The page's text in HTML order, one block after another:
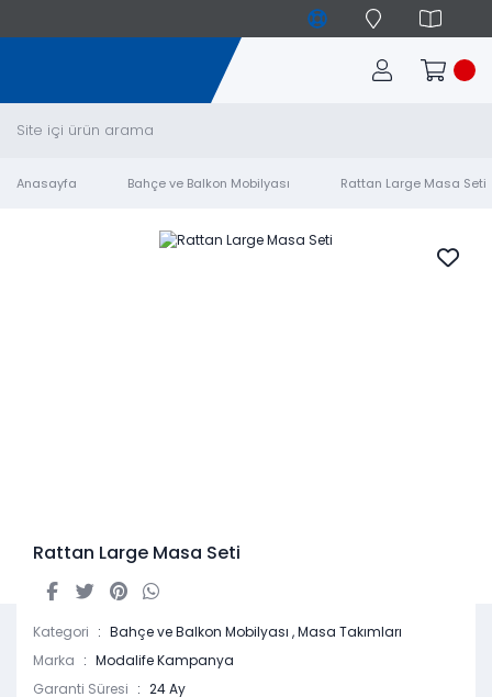
Anasayfa Bahçe ve Balkon Mobilyası Rattan Large Masa Seti
Rattan Large Masa Seti
Kategori Bahçe ve Balkon Mobilyası ,Masa Takımları
Marka
Modalife Kampanya
Garanti Süresi
24 Ay